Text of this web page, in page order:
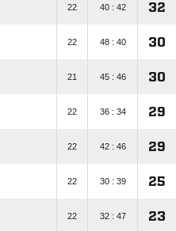
22 40 : 42 32
22 48 : 40 30
21 45 : 46 30
22 36 : 34 29
22 42 : 46 29
22 30 : 39 25
22 32 : 47 23